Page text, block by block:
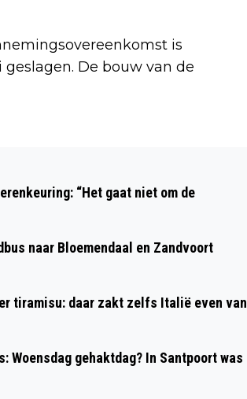
is
De bouw van de
IN ACTIE VOOR
“Het gaat niet om de
naar Bloemendaal en Zandvoort
tiramisu: daar zakt zelfs Italië even van
gehaktdag? In Santpoort was